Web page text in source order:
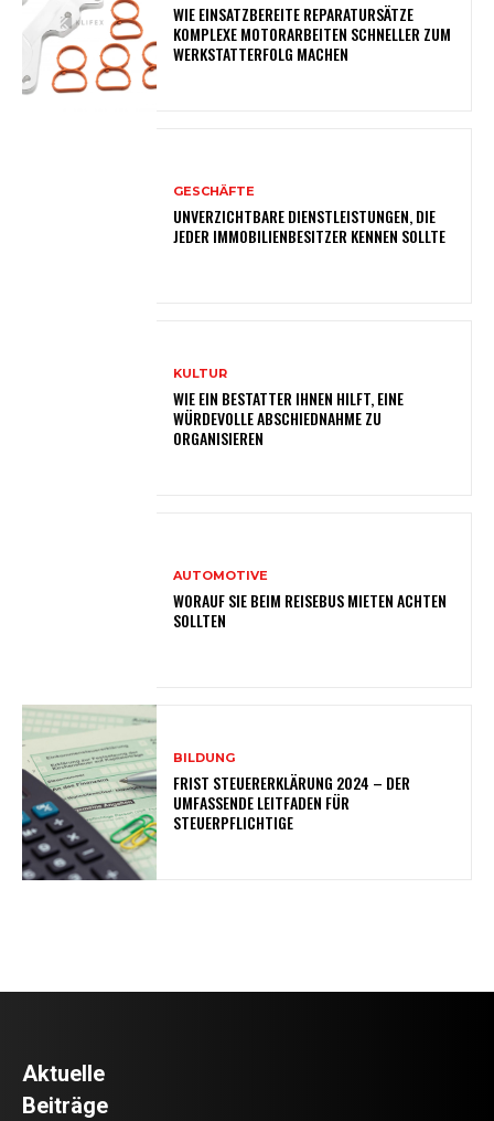
WIE EINSATZBEREITE REPARATURSÄTZE
KOMPLEXE MOTORARBEITEN SCHNELLER ZUM
WERKSTATTERFOLG MACHEN
GESCHÄFTE
UNVERZICHTBARE DIENSTLEISTUNGEN, DIE
JEDER IMMOBILIENBESITZER KENNEN SOLLTE
KULTUR
WIE EIN BESTATTER IHNEN HILFT, EINE
WÜRDEVOLLE ABSCHIEDNAHME ZU
ORGANISIEREN
AUTOMOTIVE
WORAUF SIE BEIM REISEBUS MIETEN ACHTEN
SOLLTEN
BILDUNG
FRIST STEUERERKLÄRUNG 2024 – DER
UMFASSENDE LEITFADEN FÜR
STEUERPFLICHTIGE
Aktuelle
Beiträge